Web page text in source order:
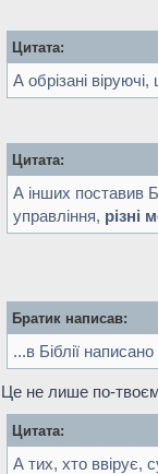
Цитата:
А обрізані
Цитата:
А інших поставив
управління, різні
Братик написав:
...в Біблії
Це не лише по-
Цитата:
А тих, хто ввірує,